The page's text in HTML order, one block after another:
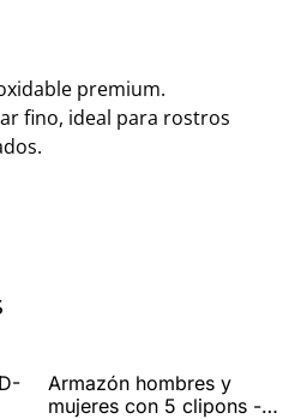
premium.
fino, ideal para rostros
Armazón hombres y
mujeres con 5 clipons -